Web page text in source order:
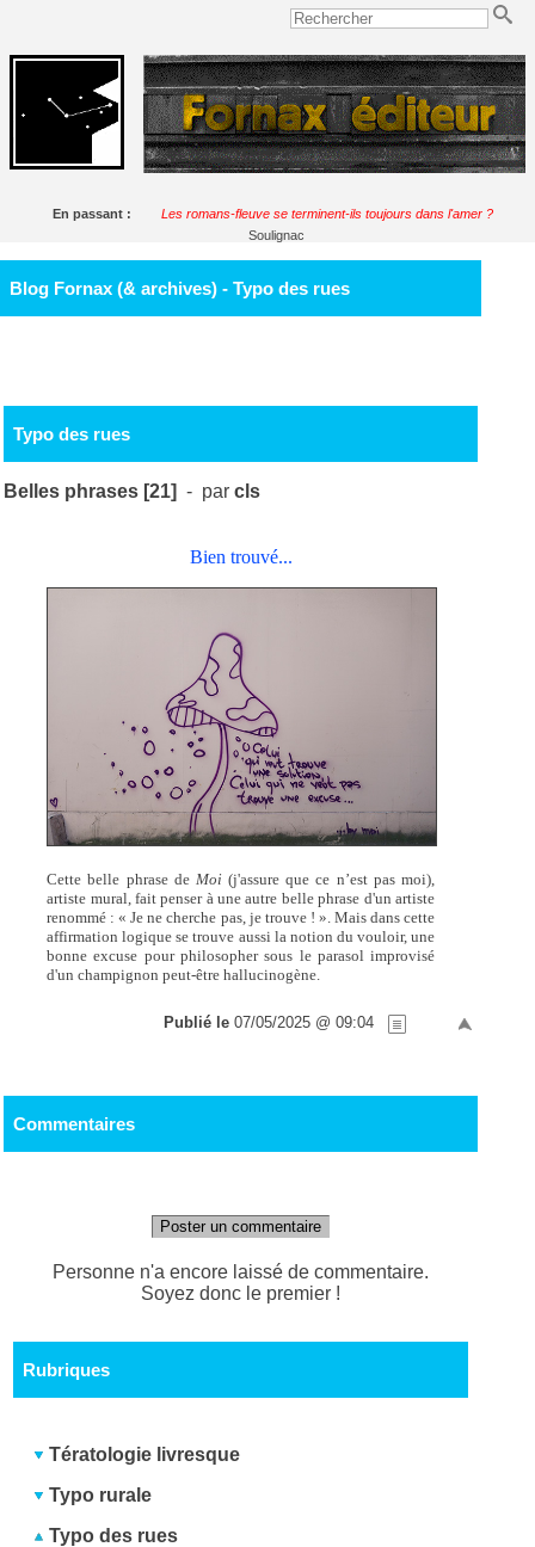
En passant :
Les romans-fleuve se terminent-ils toujours dans l'amer ?
Soulignac
Blog Fornax (& archives) - Typo des rues
Typo des rues
Belles phrases [21] - parcls
Bien trouvé...
Cette belle phrase de Moi(j'assure que ce n’est pas moi),
artiste mural, fait penser à une autre belle phrase d'un artiste
renommé : « Je ne cherche pas, je trouve ! ». Mais dans cette
affirmation logique se trouve aussi la notion du vouloir, une
bonne excuse pour philosopher sous le parasol improvisé
d'un champignon peut-être hallucinogène.
Publié le 07/05/2025 @ 09:04
Commentaires
Poster un commentaire
Personne n'a encore laissé de commentaire.
Soyez donc le premier !
Rubriques
Tératologie livresque
Typo rurale
Typo des rues